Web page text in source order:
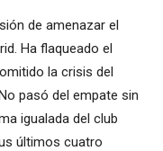
de amenazar el
Ha flaqueado el
la crisis del
pasó del empate sin
igualada del club
últimos cuatro